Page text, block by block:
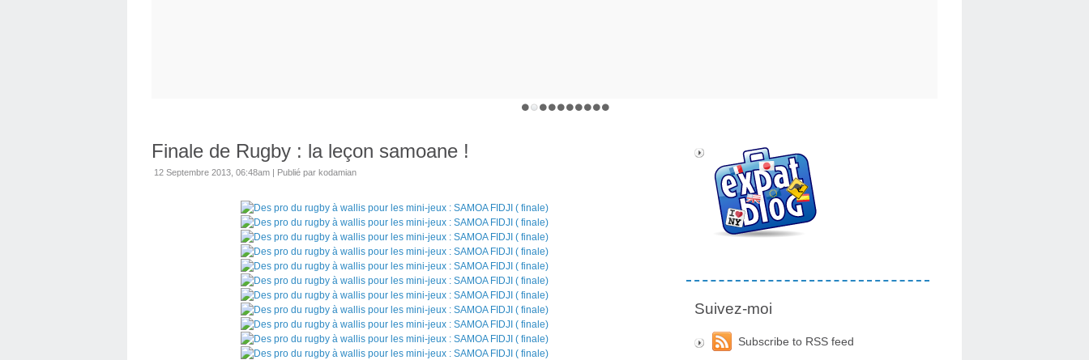
Finale de Rugby : la leçon samoane !
12 Septembre 2013, 06:48am | Publié par kodamian
Suivez-moi
Subscribe to RSS feed